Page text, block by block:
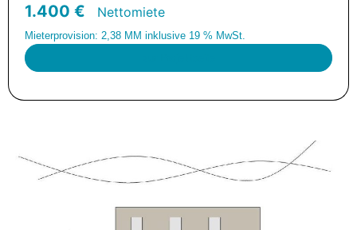
1.400 € Nettomiete
Mieterprovision: 2,38 MM inklusive 19 % MwSt.